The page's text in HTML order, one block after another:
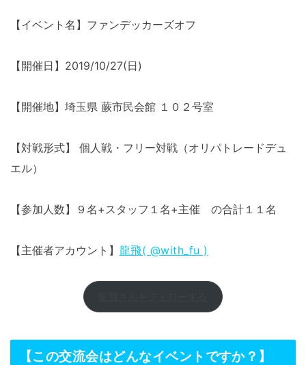
【イベント名】ファンデッカーズオフ
【開催日】2019/10/27(日)
【開催地】埼玉県 蕨市民会館 １０２号室
【対戦形式】 個人戦・フリー対戦（オリパトレードデュ
エル）
【参加人数】９名+スタッフ１名+主催 の合計１１名
【主催者アカウント】 龍飛( @with_fu )
【この交流会はどんなイベントですか？】